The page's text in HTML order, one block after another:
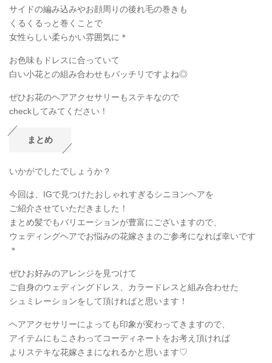
サイドの編み込みやお顔周りの後れ毛の巻きも
くるくるっと巻くことで
女性らしい柔らかい雰囲気に＊
お色味もドレスに合っていて
白い小花との組み合わせもバッチリですよね◎
ぜひお花のヘアアクセサリーもステキなので
checkしてみてください！
まとめ
いかがでしたでしょうか？
今回は、IGで見つけたおしゃれすぎるシニヨンヘアを
ご紹介させていただきました！
まとめ髪でもバリエーションが豊富にございますので、
ウェディングヘアでお悩みの花嫁さまのご参考になれば幸いです
＊
ぜひお好みのアレンジを見つけて
ご自身のウェディングドレス、カラードレスと組み合わせた
シュミレーションをして頂ければと思います！
ヘアアクセサリーによっても印象が変わってきますので、
アイテムにもこさわってコーディネートをお考え頂ければ
よりステキな花嫁さまになれるかと思います♡